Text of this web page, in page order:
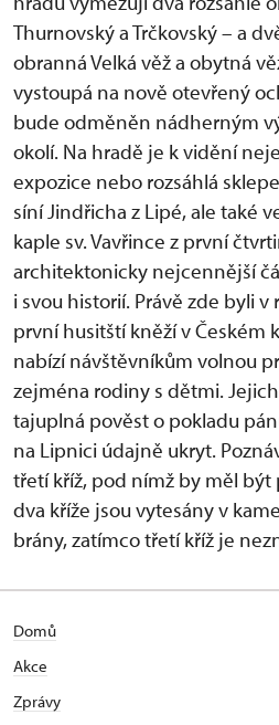
Thurnovský a Trčkovský – a
obranná Velká věž a obytná
vystoupá na nově otevřený
bude odměněn nádherným
okolí. Na hradě je k vidění
expozice nebo rozsáhlá
síní Jindřicha z Lipé, ale také
kaple sv. Vavřince z první
architektonicky nejcennější
i svou historií. Právě zde byli
první husitští kněží v Českém
nabízí návštěvníkům volnou
zejména rodiny s dětmi.
tajuplná pověst o pokladu
na Lipnici údajně ukryt.
třetí kříž, pod nímž by měl být
dva kříže jsou vytesány v
brány, zatímco třetí kříž je
Domů
Akce
Zprávy